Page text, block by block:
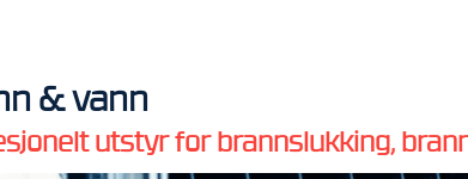
& vann
utstyr for brannslukking,